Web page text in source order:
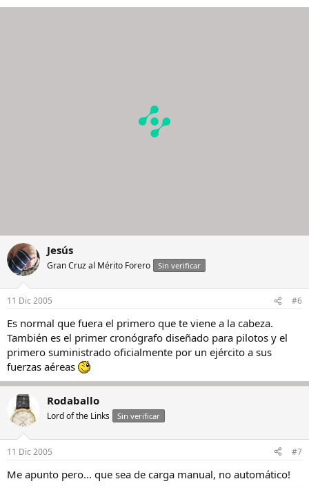
Jesús
Gran Cruz al Mérito Forero Sin verificar
11 Dic 2005 #6
Es normal que fuera el primero que te viene a la cabeza.
También es el primer cronógrafo diseñado para pilotos y el
primero suministrado oficialmente por un ejército a sus
fuerzas aéreas
Rodaballo
Lord of the Links Sin verificar
11 Dic 2005 #7
Me apunto pero... que sea de carga manual, no automático!